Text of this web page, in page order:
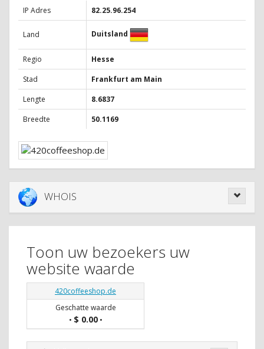
IP Adres 82.25.96.254
Land Duitsland
Regio
Hesse
Stad
Frankfurt am Main
Lengte
8.6837
Breedte
50.1169
WHOIS
Toon uw bezoekers uw
website waarde
420coffeeshop.de
Geschatte waarde
• $ 0.00•